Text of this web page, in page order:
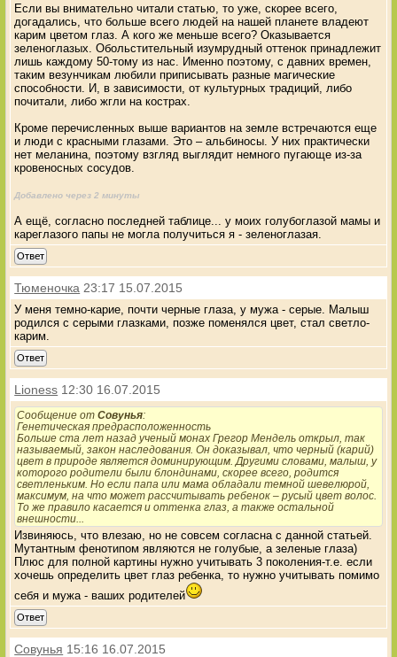
Если вы внимательно читали статью, то уже, скорее всего,
догадались, что больше всего людей на нашей планете владеют
карим цветом глаз. А кого же меньше всего? Оказывается
зеленоглазых. Обольстительный изумрудный оттенок принадлежит
лишь каждому 50-тому из нас. Именно поэтому, с давних времен,
таким везунчикам любили приписывать разные магические
способности. И, в зависимости, от культурных традиций, либо
почитали, либо жгли на кострах.
Кроме перечисленных выше вариантов на земле встречаются еще
и люди с красными глазами. Это – альбиносы. У них практически
нет меланина, поэтому взгляд выглядит немного пугающе из-за
кровеносных сосудов.
Добавлено через 2 минуты
А ещё, согласно последней таблице... у моих голубоглазой мамы и
кареглазого папы не могла получиться я - зеленоглазая.
Ответ
Тюменочка 23:17 15.07.2015
У меня темно-карие, почти черные глаза, у мужа - серые. Малыш
родился с серыми глазками, позже поменялся цвет, стал светло-
карим.
Ответ
Lioness 12:30 16.07.2015
Сообщение отСовунья:
Генетическая предрасположенность
Больше ста лет назад ученый монах Грегор Мендель открыл, так
называемый, закон наследования. Он доказывал, что черный (карий)
цвет в природе является доминирующим. Другими словами, малыш, у
которого родители были блондинами, скорее всего, родится
светленьким. Но если папа или мама обладали темной шевелюрой,
максимум, на что может рассчитывать ребенок – русый цвет волос.
То же правило касается и оттенка глаз, а также остальной
внешности...
Извиняюсь, что влезаю, но не совсем согласна с данной статьей.
Мутантным фенотипом являются не голубые, а зеленые глаза)
Плюс для полной картины нужно учитывать 3 поколения-т.е. если
хочешь определить цвет глаз ребенка, то нужно учитывать помимо
себя и мужа - ваших родителей
Ответ
Совунья 15:16 16.07.2015